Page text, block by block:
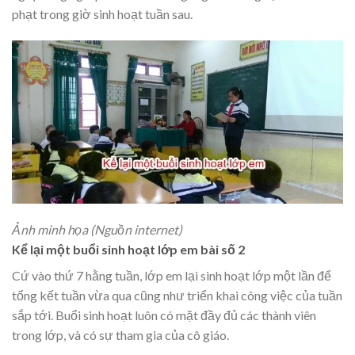
phạt trong giờ sinh hoạt tuần sau.
Ảnh minh họa (Nguồn internet)
Kể lại một buổi sinh hoạt lớp em bài số 2
Cứ vào thứ 7 hằng tuần, lớp em lại sinh hoạt lớp một lần để
tổng kết tuần vừa qua cũng như triển khai công việc của tuần
sắp tới. Buổi sinh hoạt luôn có mặt đầy đủ các thành viên
trong lớp, và có sự tham gia của cô giáo.